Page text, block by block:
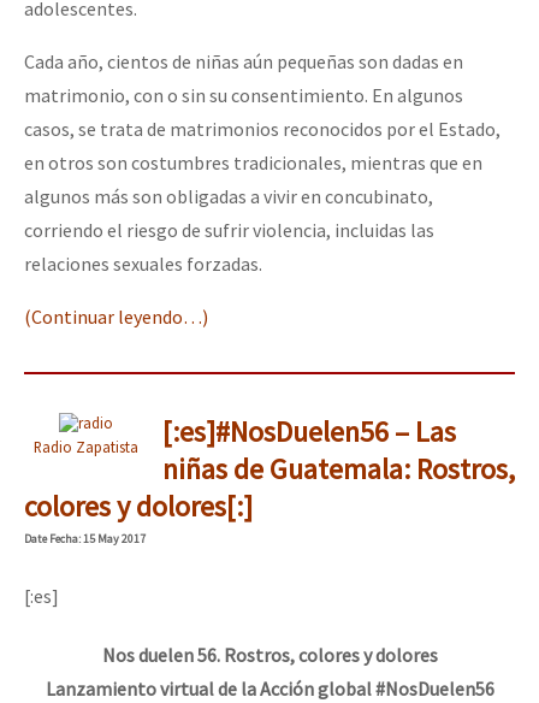
adolescentes.
Cada año, cientos de niñas aún pequeñas son dadas en
matrimonio, con o sin su consentimiento. En algunos
casos, se trata de matrimonios reconocidos por el Estado,
en otros son costumbres tradicionales, mientras que en
algunos más son obligadas a vivir en concubinato,
corriendo el riesgo de sufrir violencia, incluidas las
relaciones sexuales forzadas.
(Continuar leyendo…)
Radio Zapatista
[:es]#NosDuelen56 – Las
niñas de Guatemala: Rostros,
colores y dolores[:]
DateFecha: 15 May 2017
[:es]
Nos duelen 56. Rostros, colores y dolores
Lanzamiento virtual de la Acción global #NosDuelen56